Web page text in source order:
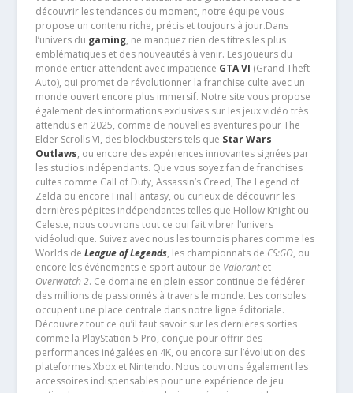
découvrir les tendances du moment, notre équipe vous
propose un contenu riche, précis et toujours à jour.Dans
l’univers du gaming, ne manquez rien des titres les plus
emblématiques et des nouveautés à venir. Les joueurs du
monde entier attendent avec impatience GTA VI (Grand Theft
Auto), qui promet de révolutionner la franchise culte avec un
monde ouvert encore plus immersif. Notre site vous propose
également des informations exclusives sur les jeux vidéo très
attendus en 2025, comme de nouvelles aventures pour The
Elder Scrolls VI, des blockbusters tels que Star Wars
Outlaws, ou encore des expériences innovantes signées par
les studios indépendants. Que vous soyez fan de franchises
cultes comme Call of Duty, Assassin’s Creed, The Legend of
Zelda ou encore Final Fantasy, ou curieux de découvrir les
dernières pépites indépendantes telles que Hollow Knight ou
Celeste, nous couvrons tout ce qui fait vibrer l’univers
vidéoludique. Suivez avec nous les tournois phares comme les
Worlds de League of Legends, les championnats de CS:GO, ou
encore les événements e-sport autour de Valorantet
Overwatch 2. Ce domaine en plein essor continue de fédérer
des millions de passionnés à travers le monde. Les consoles
occupent une place centrale dans notre ligne éditoriale.
Découvrez tout ce qu’il faut savoir sur les dernières sorties
comme la PlayStation 5 Pro, conçue pour offrir des
performances inégalées en 4K, ou encore sur l’évolution des
plateformes Xbox et Nintendo. Nous couvrons également les
accessoires indispensables pour une expérience de jeu